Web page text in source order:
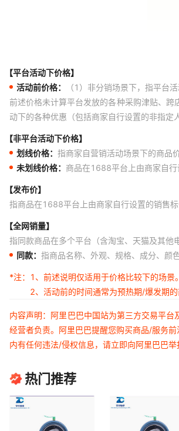
【平台活动下价格】
活动前价格：
（1）非分销场景下，指平台
前述价格未计算平台发放的各种采购津贴、
动下的各种优惠（包括商家自行设置的非指定
【非平台活动下价格】
划线价格： 指商家自营销活动场景下的商品
未划线价格： 商品在1688平台上由商家自行
【发布价】
指商品在1688平台上由商家自行设置的销售
【全网销量】
指同款商品在多个平台（含淘宝、天猫及其他
同款： 指商品名称、外观、规格、成分、颜
*注：
1、前述说明仅适用于价格比较下的场景。
2、活动前的时间通常为预热期/爆发期
内容声明：阿里巴巴中国站为第三方交易平
经营者负责。阿里巴巴提醒您购买商品/服务
内有任何违法/侵权信息，请立即向阿里巴巴举
热门推荐